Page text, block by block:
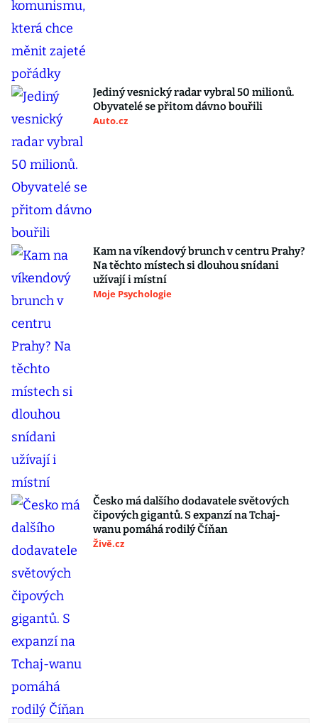
Jediný vesnický radar vybral 50 milionů.
Obyvatelé se přitom dávno bouřili
Auto.cz
Kam na víkendový brunch v centru Prahy?
Na těchto místech si dlouhou snídani
užívají i místní
Moje Psychologie
Česko má dalšího dodavatele světových
čipových gigantů. S expanzí na Tchaj-
wanu pomáhá rodilý Číňan
Živě.cz